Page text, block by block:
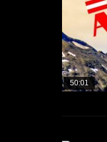
50:01